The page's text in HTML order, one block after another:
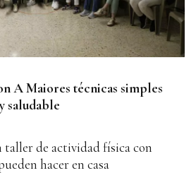
A Maiores técnicas simples
saludable
de actividad física con
hacer en casa